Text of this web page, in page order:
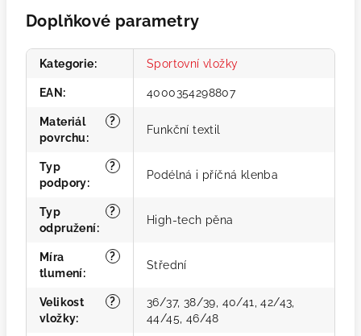
Doplňkové parametry
Kategorie: Sportovní vložky
EAN : 4000354298807
?
Materiál
povrchu:
Funkční textil
?
Typ
podpory:
Podélná i příčná klenba
?
Typ
odpružení:
High-tech pěna
?
Míra
tlumení:
Střední
?
Velikost
vložky:
36/37, 38/39, 40/41, 42/43,
44/45, 46/48